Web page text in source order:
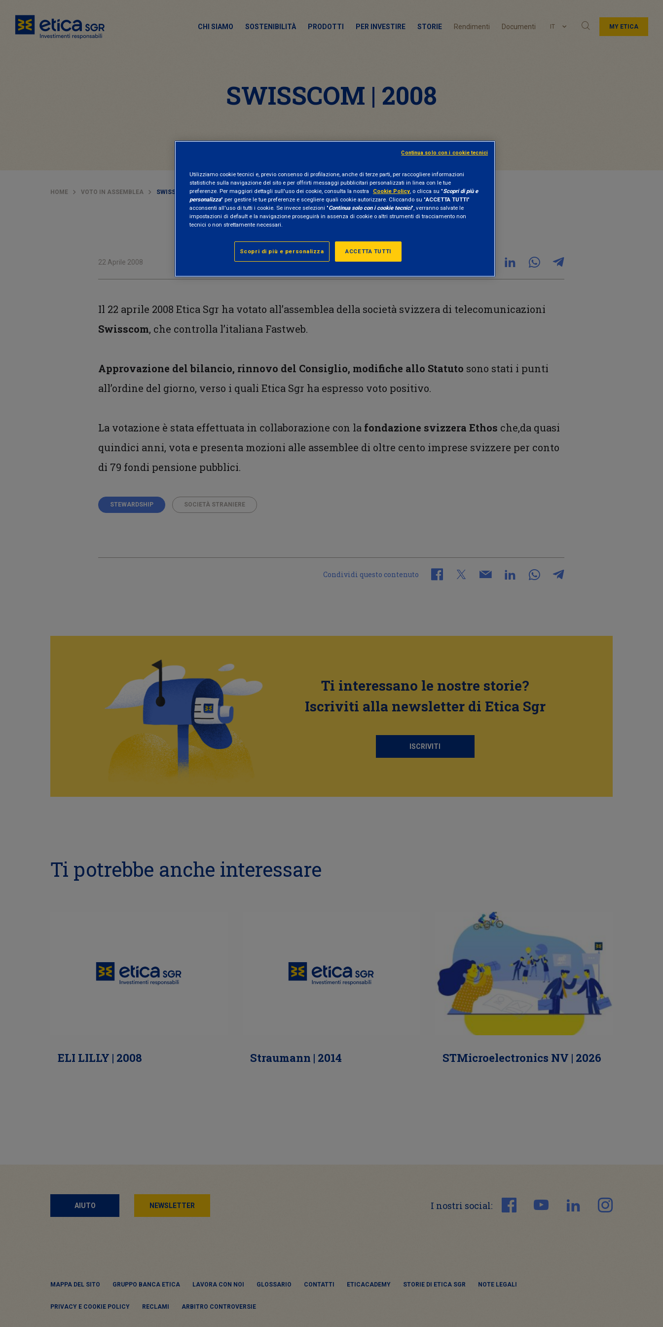
CHI SIAMO SOSTENIBILITÀ PRODOTTI PER INVESTIRE STORIE Rendimenti Documenti IT MY ETICA
SWISSCOM | 2008
HOME VOTO IN ASSEMBLEA SWISSCOM | 2008
22 Aprile 2008 Condividi questo contenuto
Il 22 aprile 2008 Etica Sgr ha votato all’assemblea della società svizzera di telecomunicazioni
Swisscom, che controlla l’italiana Fastweb.
Approvazione del bilancio, rinnovo del Consiglio, modifiche allo Statuto sono stati i punti
all’ordine del giorno, verso i quali Etica Sgr ha espresso voto positivo.
La votazione è stata effettuata in collaborazione con la fondazione svizzera Ethos che,da quasi
quindici anni, vota e presenta mozioni alle assemblee di oltre cento imprese svizzere per conto
di 79 fondi pensione pubblici.
STEWARDSHIP SOCIETÀ STRANIERE
Condividi questo contenuto
Ti interessano le nostre storie?
Iscriviti alla newsletter di Etica Sgr
ISCRIVITI
Ti potrebbe anche interessare
ELI LILLY | 2008 Straumann | 2014 STMicroelectronics NV | 2026
AIUTO NEWSLETTER I nostri social:
MAPPA DEL SITO GRUPPO BANCA ETICA LAVORA CON NOI GLOSSARIO CONTATTI ETICACADEMY STORIE DI ETICA SGR NOTE LEGALI
PRIVACY E COOKIE POLICY RECLAMI ARBITRO CONTROVERSIE
Utilizziamo cookie tecnici e, previo consenso di profilazione, anche di terze parti, per raccogliere informazioni
statistiche sulla navigazione del sito e per offrirti messaggi pubblicitari personalizzati in linea con le tue
preferenze. Per maggiori dettagli sull'uso dei cookie, consulta la nostra
Cookie Policy, o clicca su "Scopri di più e
personalizza" per gestire le tue preferenze e scegliere quali cookie autorizzare. Cliccando su "ACCETTA TUTTI"
acconsenti all'uso di tutti i cookie. Se invece selezioni "Continua solo con i cookie tecnici", verranno salvate le
impostazioni di default e la navigazione proseguirà in assenza di cookie o altri strumenti di tracciamento non
tecnici o non strettamente necessari.
ACCETTA TUTTI
Scopri di più e personalizza
Continua solo con i cookie tecnici